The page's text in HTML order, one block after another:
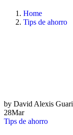
Home
Tips de ahorro
by David Alexis
28Mar
Tips de ahorro